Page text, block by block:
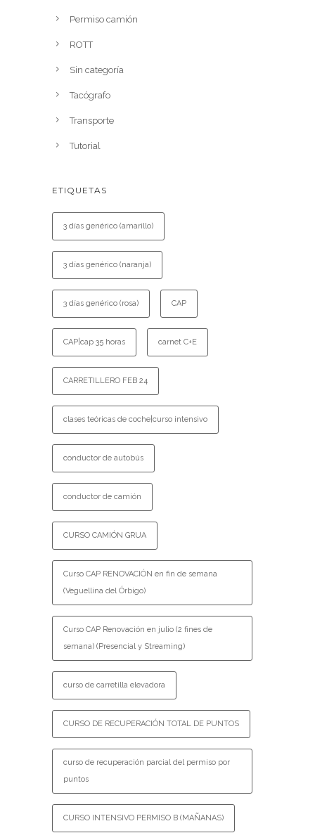
Permiso camión
ROTT
Sin categoría
Tacógrafo
Transporte
Tutorial
ETIQUETAS
3 días genérico (amarillo)
3 días genérico (naranja)
3 días genérico (rosa) CAP
CAP|cap 35 horas carnet C+E
CARRETILLERO FEB 24
clases teóricas de coche|curso intensivo
conductor de autobús
conductor de camión
CURSO CAMIÓN GRUA
Curso CAP RENOVACIÓN en fin de semana
(Veguellina del Órbigo)
Curso CAP Renovación en julio (2 fines de
semana) (Presencial y Streaming)
curso de carretilla elevadora
CURSO DE RECUPERACIÓN TOTAL DE PUNTOS
curso de recuperación parcial del permiso por
puntos
CURSO INTENSIVO PERMISO B (MAÑANAS)